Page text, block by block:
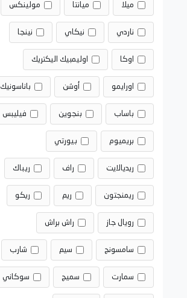
ميلا ميانتا مولينكس
ناردي نيكاي نينجا
اوكا اوليمبيك اليكتريك
اورايمو أوشن باناسونيك
باساب بنجوين فيليبس
بريميوم بيورتي
ريديالايت راف ريباك
ريمنجتون ريم ريكو
رويال جاز راش براش
سامسونج سيم شارب
سمارت سميج سوكاني